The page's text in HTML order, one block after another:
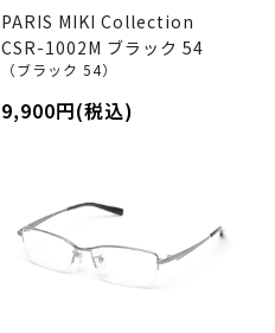
PARIS MIKI Collection
CSR-1002M ブラック 54
（ブラック 54）
9,900円(税込)